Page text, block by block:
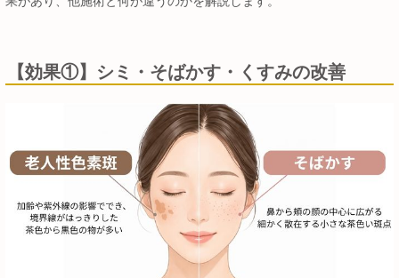
【効果①】シミ・そばかす・くすみの改善